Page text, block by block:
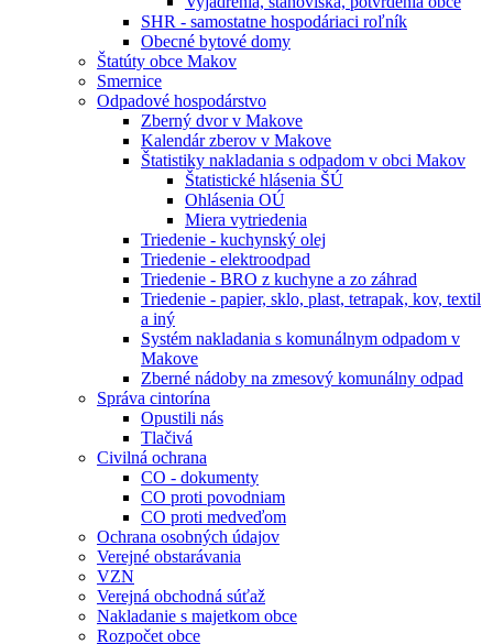
SHR - samostatne hospodáriaci roľník
Obecné bytové domy
Štatúty obce Makov
Smernice
Odpadové hospodárstvo
Zberný dvor v Makove
Kalendár zberov v Makove
Štatistiky nakladania s odpadom v obci Makov
Štatistické hlásenia ŠÚ
Ohlásenia OÚ
Miera vytriedenia
Triedenie - kuchynský olej
Triedenie - elektroodpad
Triedenie - BRO z kuchyne a zo záhrad
Triedenie - papier, sklo, plast, tetrapak, kov, textil
a iný
Systém nakladania s komunálnym odpadom v
Makove
Zberné nádoby na zmesový komunálny odpad
Správa cintorína
Opustili nás
Tlačivá
Civilná ochrana
CO - dokumenty
CO proti povodniam
CO proti medveďom
Ochrana osobných údajov
Verejné obstarávania
VZN
Verejná obchodná súťaž
Nakladanie s majetkom obce
Rozpočet obce